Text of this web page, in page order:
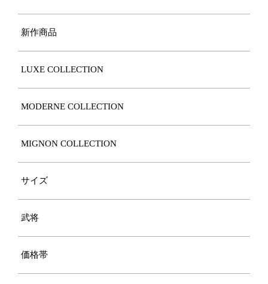
新作商品
LUXE COLLECTION
MODERNE COLLECTION
MIGNON COLLECTION
サイズ
武将
価格帯